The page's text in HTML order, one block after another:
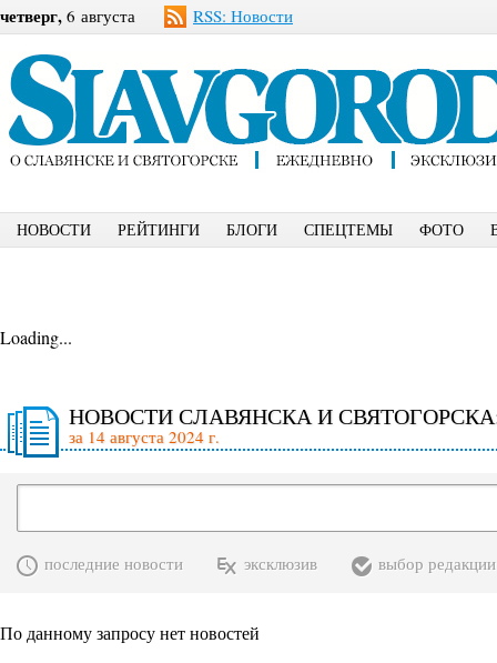
четверг, 6 августа RSS: Новости
НОВОСТИ РЕЙТИНГИ БЛОГИ СПЕЦТЕМЫ ФОТО
Loading...
НОВОСТИ СЛАВЯНСКА И
за 14 августа 2024 г.
последние новости эксклюзив выбор редакции
По данному запросу нет новостей